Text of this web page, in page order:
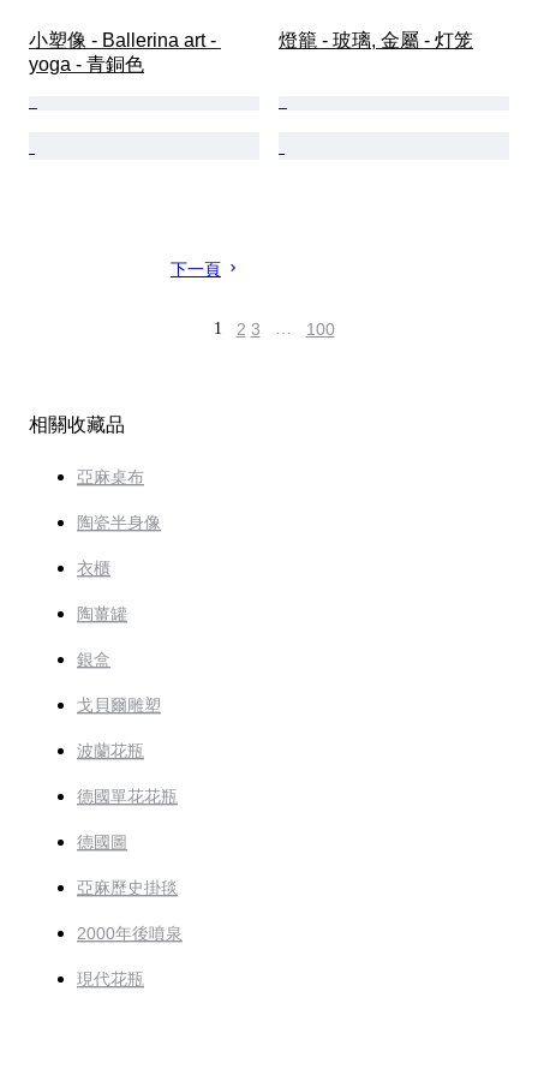
小塑像 - Ballerina art -
yoga - 青銅色
燈籠 - 玻璃, 金屬 - 灯笼
下一頁
1 2 3 … 100
相關收藏品
亞麻桌布
陶瓷半身像
衣櫃
陶薑罐
銀盒
戈貝爾雕塑
波蘭花瓶
德國單花花瓶
德國圖
亞麻歷史掛毯
2000年後噴泉
現代花瓶